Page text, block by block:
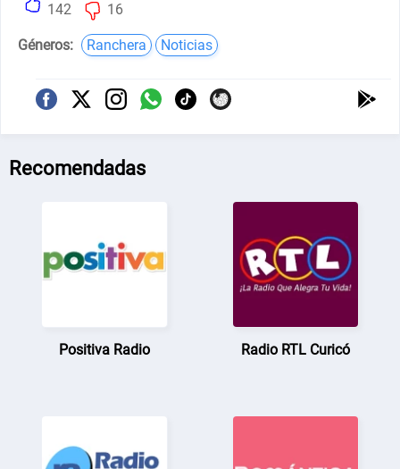
142 16
Géneros: Ranchera Noticias
Recomendadas
Positiva Radio Radio RTL Curicó